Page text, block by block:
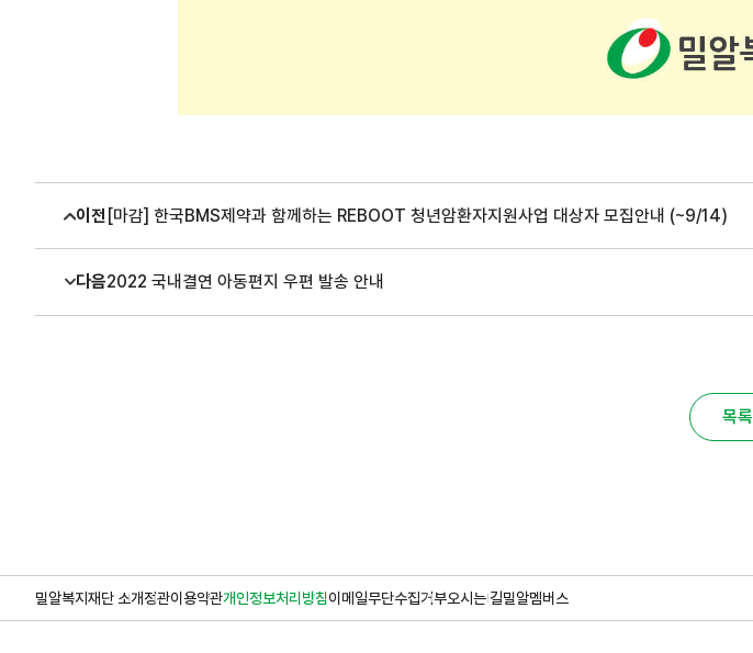
이전 [마감] 한국BMS제약과 함께하는 REBOOT 청년암환자지원사업 대상자 모집안내 (~9/14)
다음2022 국내결연 아동편지 우편 발송 안내
목록
밀알복지재단 소개정관이용약관개인정보처리방침이메일무단수집거부오시는 길밀알멤버스